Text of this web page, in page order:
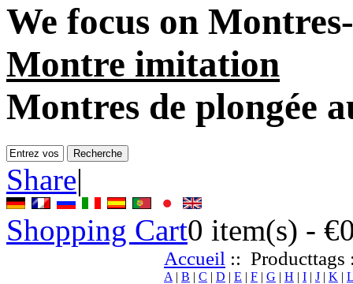
We focus on
Montre imitation
Montres de plongée
Share|
Shopping Cart0 item(s) -
Accueil :: Producttags
A | B | C | D | E | F | G | H | I | J | K | L